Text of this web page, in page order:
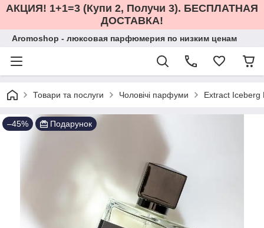
АКЦИЯ! 1+1=3 (Купи 2, Получи 3). БЕСПЛАТНАЯ
ДОСТАВКА!
Aromoshop - люксовая парфюмерия по низким ценам
Товари та послуги Чоловічі парфуми Extract
–45% Подарунок